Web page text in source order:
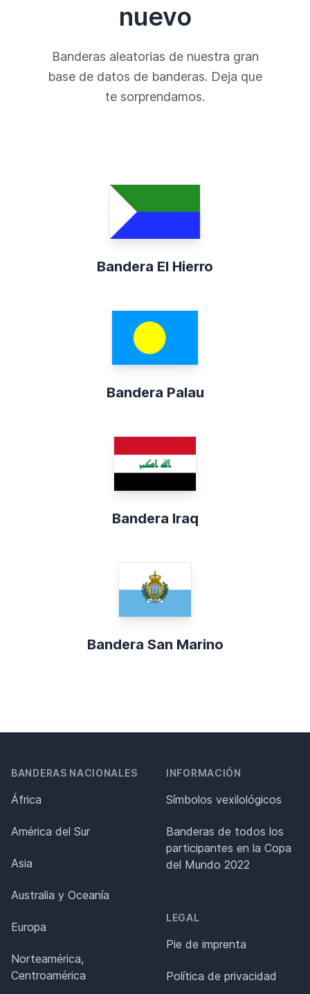
nuevo
Banderas aleatorias de nuestra gran
base de datos de banderas. Deja que
te sorprendamos.
Bandera El Hierro
Bandera Palau
Bandera Iraq
Bandera San Marino
BANDERAS NACIONALES
África
América del Sur
Asia
Australia y Oceanía
Europa
Norteamérica,
Centroamérica
INFORMACIÓN
Símbolos vexilológicos
Banderas de todos los
participantes en la Copa
del Mundo 2022
LEGAL
Pie de imprenta
Política de privacidad